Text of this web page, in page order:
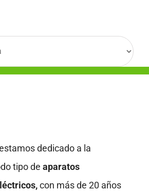
estamos dedicado a la
tipo de aparatos
con más de 20 años